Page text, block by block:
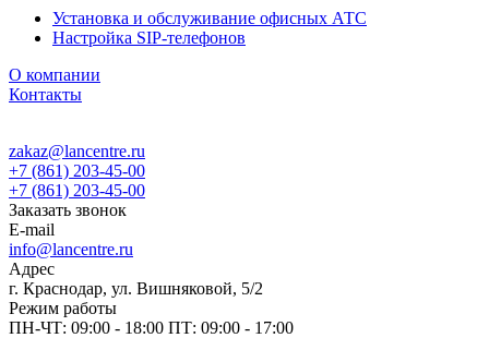
Установка и обслуживание офисных АТС
Настройка SIP-телефонов
О компании
Контакты
zakaz@lancentre.ru
+7 (861) 203-45-00
+7 (861) 203-45-00
Заказать звонок
E-mail
info@lancentre.ru
Адрес
г. Краснодар, ул. Вишняковой, 5/2
Режим работы
ПН-ЧТ: 09:00 - 18:00 ПТ: 09:00 - 17:00